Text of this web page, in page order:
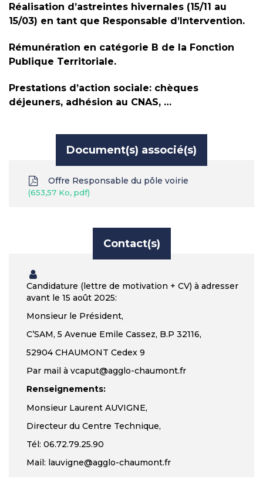
Réalisation d’astreintes hivernales (15/11 au
15/03) en tant que Responsable d’Intervention.
Rémunération en catégorie B de la Fonction
Publique Territoriale.
Prestations d’action sociale: chèques
déjeuners, adhésion au CNAS, …
Document(s) associé(s)
Offre Responsable du pôle voirie
653,57 Ko, pdf
Contact(s)
Candidature (lettre de motivation + CV) à adresser
avant le 15 août 2025:
Monsieur le Président,
C’SAM, 5 Avenue Emile Cassez, B.P 32116,
52904 CHAUMONT Cedex 9
Par mail à vcaput@agglo-chaumont.fr
Renseignements:
Monsieur Laurent AUVIGNE,
Directeur du Centre Technique,
Tél: 06.72.79.25.90
Mail: lauvigne@agglo-chaumont.fr